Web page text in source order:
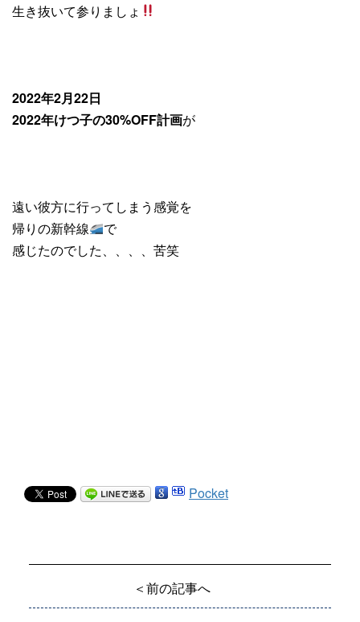
生き抜いて参りましょ
2022年2月22日
2022年けつ子の30%OFF計画が
遠い彼方に行ってしまう感覚を
帰りの新幹線
で
感じたのでした、、、、苦笑
Pocket
＜前の記事へ